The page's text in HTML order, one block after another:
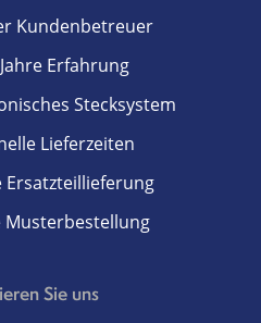
Kundenbetreuer
Erfahrung
Stecksystem
Lieferzeiten
Musterbestellung
Sie uns